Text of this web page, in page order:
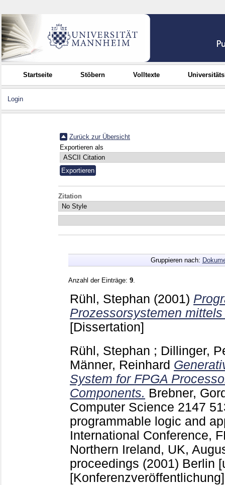
Startseite Stöbern Volltexte
Login
Zurück zur Übersicht
Exportieren als
Zitation
Gruppieren nach:
Anzahl der Einträge: 9
Rühl, Stephan (2001)
Prozessorsystemen
[Dissertation]
Rühl, Stephan ; Dillinger,
Männer, Reinhard
System for FPGA
Components. Brebner,
Computer Science 2147
programmable logic and
International Conference,
Northern Ireland, UK,
proceedings (2001) Berlin
[Konferenzveröffentlichung]